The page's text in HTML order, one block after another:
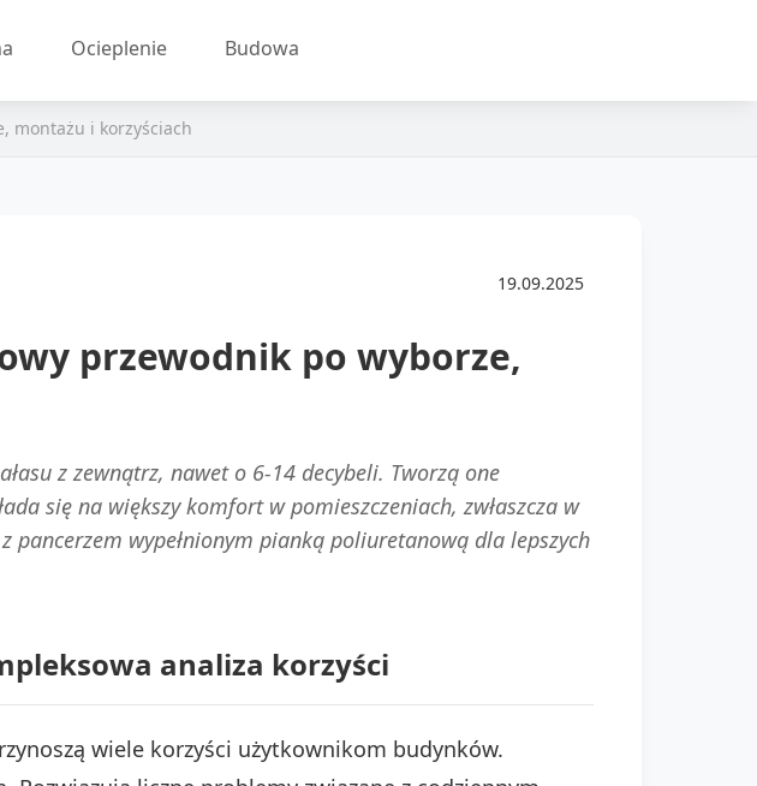
Ocieplenie Budowa
montażu i korzyściach
19.09.2025
przewodnik po wyborze,
z zewnątrz, nawet o 6-14 decybeli. Tworzą one
się na większy komfort w pomieszczeniach, zwłaszcza w
wypełnionym pianką poliuretanową dla lepszych
analiza korzyści
wiele korzyści użytkownikom budynków.